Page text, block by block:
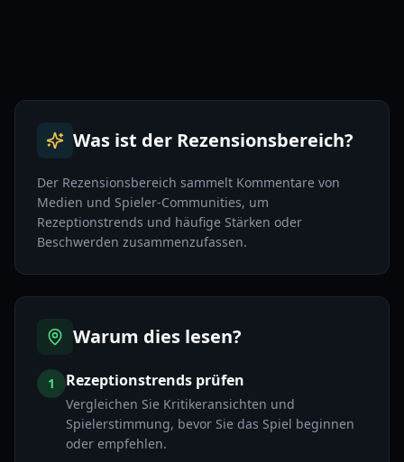
Was ist der Rezensionsbereich?
Der Rezensionsbereich sammelt Kommentare von
Medien und Spieler-Communities, um
Rezeptionstrends und häufige Stärken oder
Beschwerden zusammenzufassen.
Warum dies lesen?
1 Rezeptionstrends prüfen
Vergleichen Sie Kritikeransichten und
Spielerstimmung, bevor Sie das Spiel beginnen
oder empfehlen.